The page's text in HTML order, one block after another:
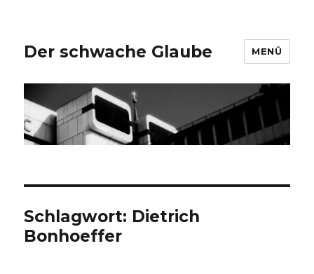
Der schwache Glaube MENÜ
Schlagwort: Dietrich
Bonhoeffer